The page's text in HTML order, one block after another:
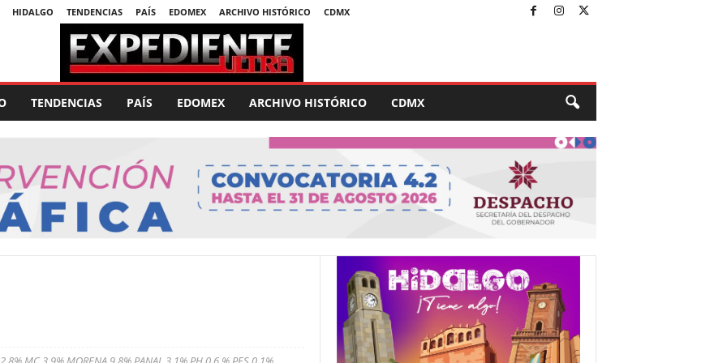
HIDALGO TENDENCIAS PAÍS EDOMEX ARCHIVO HISTÓRICO CDMX
TENDENCIAS PAÍS EDOMEX ARCHIVO HISTÓRICO CDMX